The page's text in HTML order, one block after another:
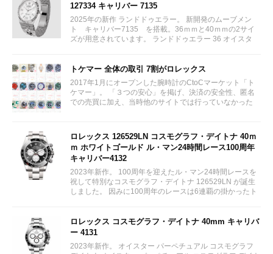
127334 キャリバー 7135
2025年の新作 ランドドゥエラー。 新開発のムーブメン
ト キャリバー7135 を搭載。36ｍｍと40ｍｍの2サイ
ズが用意されています。 ランドドゥエラー 36 オイスタ
トケマー 全体の取引 7割がロレックス
2017年1月にオープンした腕時計のCtoCマーケット「ト
ケマー」。 「３つの安心」を掲げ、決済の安全性、匿名
での売買に加え、当時他のサイトでは行っていなかった
ロレックス 126529LN コスモグラフ・デイトナ 40ｍ
ｍ ホワイトゴールド ル・マン24時間レース100周年
キャリバー4132
2023年新作。 100周年を迎えたル・マン24時間レースを
祝して特別なコスモグラフ・デイトナ 126529LN が誕生
しました。 因みに100周年のレースは6連覇の掛かったト
ロレックス コスモグラフ・デイトナ 40mm キャリバ
ー 4131
2023年新作。 オイスター パーペチュアル コスモグラフ